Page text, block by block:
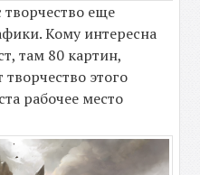
еще
Кому интересна
там 80 картин,
этого
рабочее место